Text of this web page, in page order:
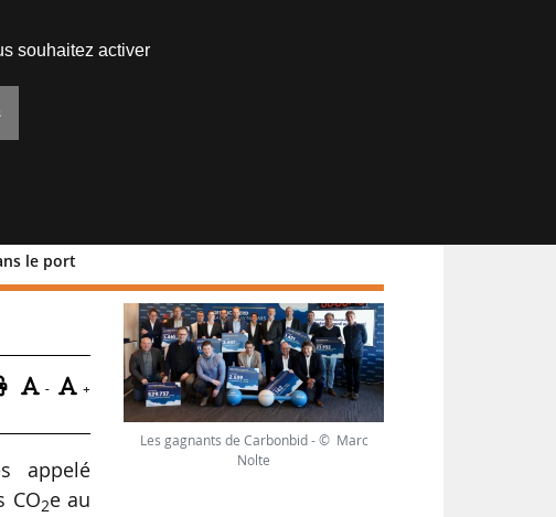
le port
- +
appelé
CO2e au
Les gagnants de Carbonbid - © Marc
Nolte
souhaitez activer